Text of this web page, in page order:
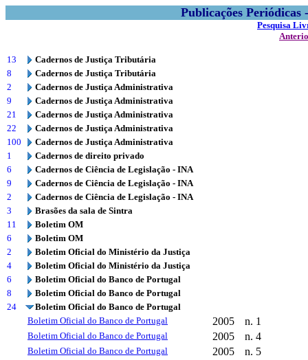
Publicações
Pesquisa
13
Cadernos de Justiça Tributária
8
Cadernos de Justiça Tributária
2
Cadernos de Justiça Administrativa
9
Cadernos de Justiça Administrativa
21
Cadernos de Justiça Administrativa
22
Cadernos de Justiça Administrativa
100
Cadernos de Justiça Administrativa
1
Cadernos de direito privado
6
Cadernos de Ciência de Legislação - INA
9
Cadernos de Ciência de Legislação - INA
2
Cadernos de Ciência de Legislação - INA
3
Brasões da sala de Sintra
11
Boletim OM
6
Boletim OM
2
Boletim Oficial do Ministério da Justiça
4
Boletim Oficial do Ministério da Justiça
6
Boletim Oficial do Banco de Portugal
8
Boletim Oficial do Banco de Portugal
24
Boletim Oficial do Banco de Portugal
Boletim Oficial do Banco de Portugal
2005 n. 1
Boletim Oficial do Banco de Portugal 2005 n. 4
Boletim Oficial do Banco de Portugal 2005 n. 5